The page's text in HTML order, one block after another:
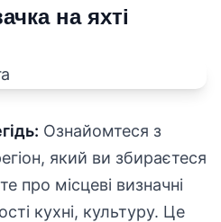
на яхті
Ознайомтеся з
який ви збираєтеся
про місцеві визначні
кухні, культуру. Це